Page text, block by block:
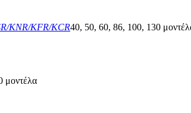
KNR/KFR/KCR40, 50, 60, 86, 100, 130
μοντέλα